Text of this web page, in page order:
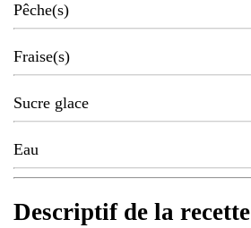
Pêche(s)
Fraise(s)
Sucre glace
Eau
Descriptif de la recette